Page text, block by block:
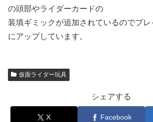
の頭部やライダーカードの
装填ギミックが追加されているのでプ
にアップしています。
仮面ライダー玩具
シェアする
X Facebook